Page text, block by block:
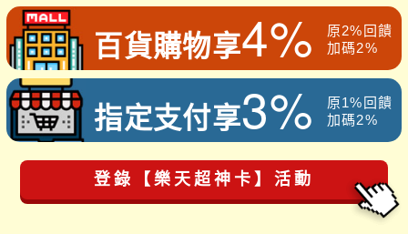
百貨購物享4%
原2%回饋
加碼2%
指定支付享3%
原1%回饋
加碼2%
登錄【樂天超神卡】活動